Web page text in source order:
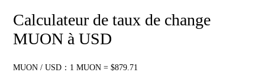
Calculateur de taux de change
MUON à USD
MUON / USD：1 MUON = $879.71